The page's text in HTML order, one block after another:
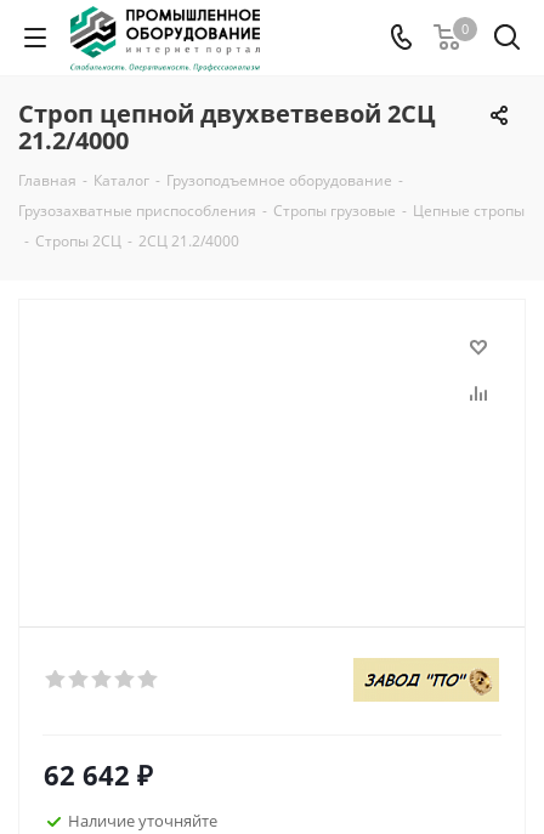
0
Строп цепной двухветвевой 2СЦ
21.2/4000
Главная - Каталог - Грузоподъемное оборудование -
Грузозахватные приспособления - Стропы грузовые - Цепные стропы
- Стропы 2СЦ - 2СЦ 21.2/4000
62 642 ₽
Наличие уточняйте